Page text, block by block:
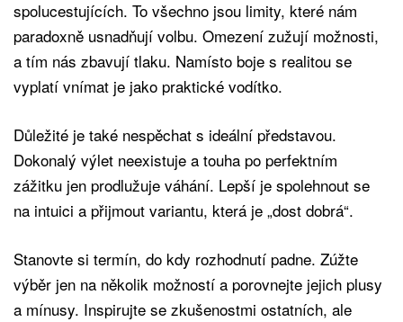
spolucestujících. To všechno jsou limity, které nám
paradoxně usnadňují volbu. Omezení zužují možnosti,
a tím nás zbavují tlaku. Namísto boje s realitou se
vyplatí vnímat je jako praktické vodítko.
Důležité je také nespěchat s ideální představou.
Dokonalý výlet neexistuje a touha po perfektním
zážitku jen prodlužuje váhání. Lepší je spolehnout se
na intuici a přijmout variantu, která je „dost dobrá“.
Stanovte si termín, do kdy rozhodnutí padne. Zúžte
výběr jen na několik možností a porovnejte jejich plusy
a mínusy. Inspirujte se zkušenostmi ostatních, ale